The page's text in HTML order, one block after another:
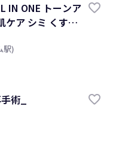
IN ONE トーンア
ケア シミ くすみ
駅)
術_